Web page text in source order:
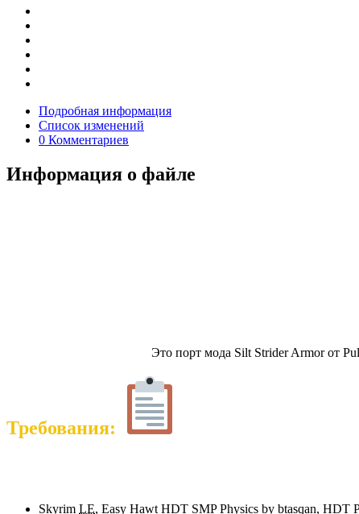
Подробная информация
Список изменений
0 Комментариев
Информация о файле
Это порт мода Silt Strider Armor от
Требования:
Skyrim LE, Easy Hawt HDT SMP Physics by btasqan, HDT